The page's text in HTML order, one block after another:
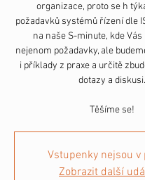
organizace, proto se h
požadavků systémů řízení dle
na naše S-minute, kde
nejenom požadavky, ale
i příklady z praxe a určitě
dotazy a diskusi.
Těšíme se!
Vstupenky nejsou v
Zobrazit další